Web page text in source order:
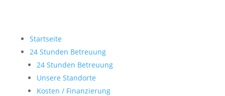
Startseite
24 Stunden Betreuung
24 Stunden Betreuung
Unsere Standorte
Kosten / Finanzierung